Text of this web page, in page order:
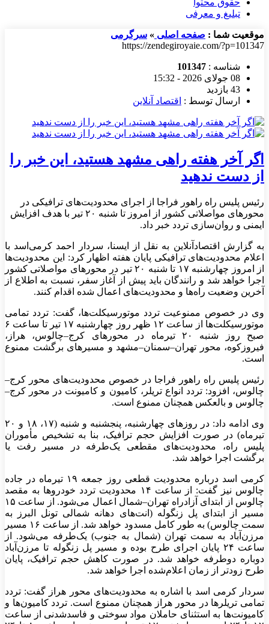
تبلیغ و معرفی
موقعیت شما : صفحه اصلی » سرگرمی
https://zendegiroyaie.com/?p=101347
شناسه : 101347
08 جولای 2026 - 15:32
43 بازدید
ارسال توسط : اقتصاد آنلاین
اگر آخر هفته راهی مشهد هستید، این خبر را
از دست ندهید
رئیس پلیس راه راهور فراجا از اجرای محدودیت‌های ترافیکی در
محور‌های مواصلاتی کشور از امروز تا شنبه ۲۰ تیر با هدف افزایش
ایمنی و روان‌سازی تردد خبر داد.
به گزارش اقتصادآنلاین به نقل از ایسنا، سردار احمد کرمی‌اسد با
اعلام محدودیت‌های ترافیکی پایان هفته اظهار کرد: این محدودیت‌ها
از امروز چهارشنبه ۱۷ تا شنبه ۲۰ تیر در محور‌های مواصلاتی کشور
اجرا خواهد شد و رانندگان باید پیش از آغاز سفر، نسبت به اطلاع از
آخرین وضعیت راه‌ها و محدودیت‌های اعمال شده اقدام کنند.
وی در خصوص ممنوعیت تردد موتورسیکلت‌ها، گفت: تردد تمامی
موتورسیکلت‌ها از ساعت ۱۲ ظهر روز چهارشنبه ۱۷ تیر تا ساعت ۶
صبح روز شنبه ۲۰ تیرماه در محور‌های کرج–چالوس، هراز،
فیروزکوه، محور تهران–سمنان–مشهد و مسیر‌های برگشت ممنوع
است.
رئیس پلیس راه راهور فراجا در خصوص محدودیت‌های محور کرج–
چالوس، افزود: تردد انواع تریلر، کامیون و کامیونت در محور کرج–
چالوس و بالعکس همچنان ممنوع است.
وی ادامه داد: در روز‌های چهارشنبه، پنجشنبه و شنبه (۱۷، ۱۸ و ۲۰
تیرماه) در صورت افزایش حجم ترافیک، بنا به تشخیص مأموران
پلیس راه، محدودیت‌های مقطعی یک‌طرفه در مسیر رفت یا
برگشت اجرا خواهد شد.
کرمی اسد درباره محدودیت قطعی روز جمعه ۱۹ تیرماه در جاده
چالوس نیز گفت: از ساعت ۱۴ محدودیت تردد خودرو‌ها به مقصد
چالوس از ابتدای آزادراه تهران–شمال اعمال می‌شود. از ساعت ۱۵
مسیر از ابتدای پل زنگوله (انت‌های دهانه شمالی تونل البرز به
سمت چالوس) به طور کامل مسدود خواهد شد. از ساعت ۱۶ مسیر
مرزن‌آباد به سمت تهران (شمال به جنوب) یک‌طرفه می‌شود. از
ساعت ۲۴ پایان اجرای طرح بوده و مسیر پل زنگوله تا مرزن‌آباد
دوباره دوطرفه خواهد شد. در صورت کاهش حجم ترافیک، پایان
طرح زودتر از زمان اعلام‌شده اجرا خواهد شد.
سردار کرمی اسد با اشاره به محدودیت‌های محور هراز گفت: تردد
تمامی تریلر‌ها در محور هراز همچنان ممنوع است. تردد کامیون‌ها و
کامیونت‌ها به استثنای حاملان مواد سوختی و فاسدشدنی از ساعت